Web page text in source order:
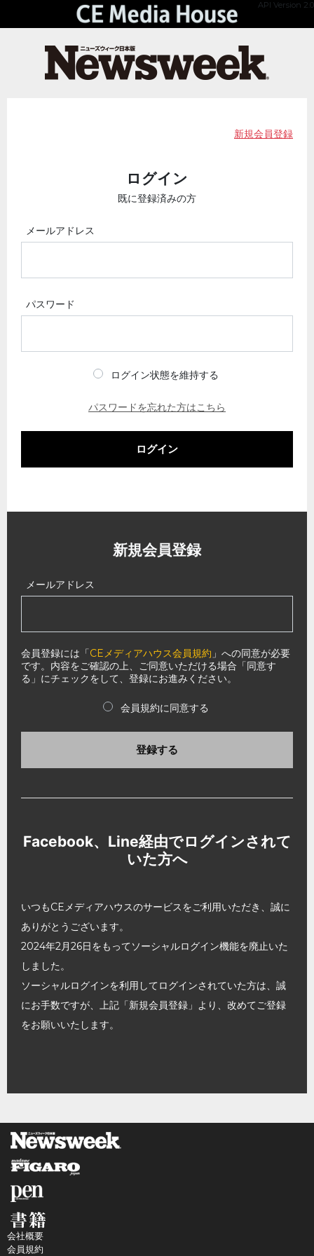
API Version 2.0
新規会員登録
ログイン
既に登録済みの方
メールアドレス
パスワード
ログイン状態を維持する
パスワードを忘れた方はこちら
ログイン
新規会員登録
メールアドレス
会員登録には「CEメディアハウス会員規約 」への同意が必要
です。内容をご確認の上、ご同意いただける場合「同意す
る」にチェックをして、登録にお進みください。
会員規約に同意する
登録する
Facebook、Line経由でログインされて
いた方へ
いつもCEメディアハウスのサービスをご利用いただき、誠に
ありがとうございます。
2024年2月26日をもってソーシャルログイン機能を廃止いた
しました。
ソーシャルログインを利用してログインされていた方は、誠
にお手数ですが、上記「新規会員登録」より、改めてご登録
をお願いいたします。
会社概要
会員規約